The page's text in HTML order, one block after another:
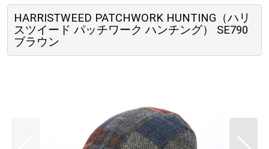
HARRISTWEED PATCHWORK HUNTING（ハリ
スツイード パッチワーク ハンチング） SE790
ブラウン